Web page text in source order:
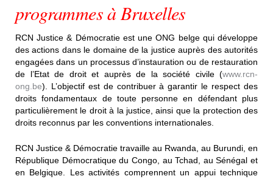
programmes à Bruxelles
RCN Justice & Démocratie est une ONG belge qui développe
des actions dans le domaine de la justice auprès des autorités
engagées dans un processus d’instauration ou de restauration
de l’Etat de droit et auprès de la société civile (www.rcn-
ong.be). L’objectif est de contribuer à garantir le respect des
droits fondamentaux de toute personne en défendant plus
particulièrement le droit à la justice, ainsi que la protection des
droits reconnus par les conventions internationales.
RCN Justice & Démocratie travaille au Rwanda, au Burundi, en
République Démocratique du Congo, au Tchad, au Sénégal et
en Belgique. Les activités comprennent un appui technique